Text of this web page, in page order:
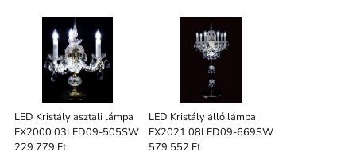
LED Kristály asztali lámpa
EX2000 03LED09-505SW
229 779 Ft
LED Kristály álló lámpa
EX2021 08LED09-669SW
579 552 Ft